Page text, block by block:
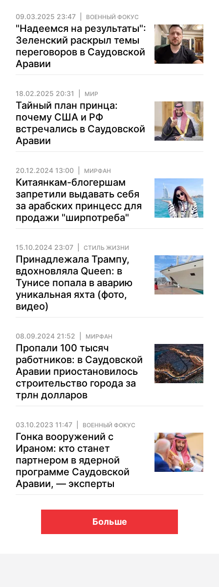
09.03.2025 23:47 ВОЕННЫЙ ФОКУС
"Надеемся на результаты":
Зеленский раскрыл темы
переговоров в Саудовской
Аравии
18.02.2025 20:31 МИР
Тайный план принца:
почему США и РФ
встречались в Саудовской
Аравии
20.12.2024 13:00 МИРФАН
Китаянкам-блогершам
запретили выдавать себя
за арабских принцесс для
продажи "ширпотреба"
15.10.2024 23:07 СТИЛЬ ЖИЗНИ
Принадлежала Трампу,
вдохновляла Queen: в
Тунисе попала в аварию
уникальная яхта (фото,
видео)
08.09.2024 21:52 МИРФАН
Пропали 100 тысяч
работников: в Саудовской
Аравии приостановилось
строительство города за
трлн долларов
03.10.2023 11:47 ВОЕННЫЙ ФОКУС
Гонка вооружений с
Ираном: кто станет
партнером в ядерной
программе Саудовской
Аравии, — эксперты
Больше